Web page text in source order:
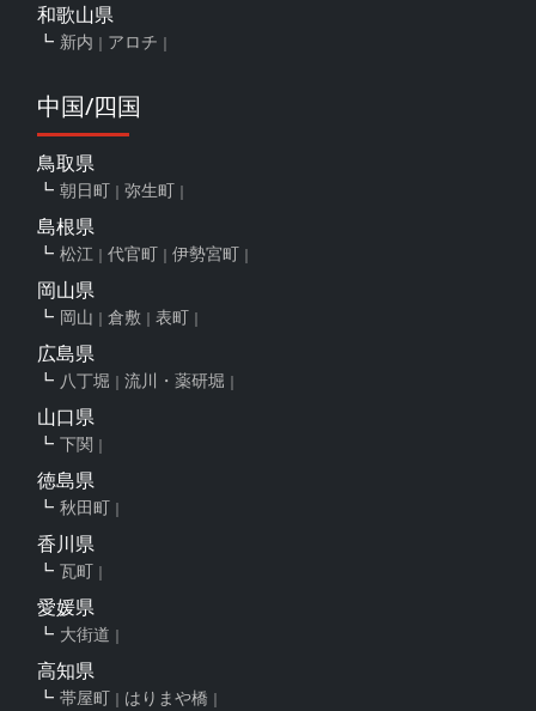
和歌山県
新内 アロチ
中国/四国
鳥取県
朝日町 弥生町
島根県
松江 代官町 伊勢宮町
岡山県
岡山 倉敷 表町
広島県
八丁堀 流川・薬研堀
山口県
下関
徳島県
秋田町
香川県
瓦町
愛媛県
大街道
高知県
帯屋町 はりまや橋